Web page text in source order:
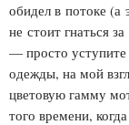
обидел в потоке (а
не стоит гнаться
— просто уступите
одежды, на мой
цветовую гамму
того времени,